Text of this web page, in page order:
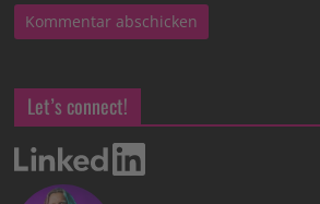
Let’s connect!